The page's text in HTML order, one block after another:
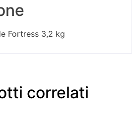
Fortress 3,2 kg
correlati